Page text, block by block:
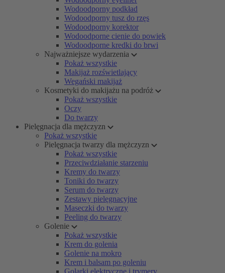
Wodoodporny podkład
Wodoodporny tusz do rzęs
Wodoodporny korektor
Wodoodporne cienie do powiek
Wodoodporne kredki do brwi
Najważniejsze wydarzenia
Pokaż wszystkie
Makijaż rozświetlający
Wegański makijaż
Kosmetyki do makijażu na podróż
Pokaż wszystkie
Oczy
Do twarzy
Pielęgnacja dla mężczyzn
Pokaż wszystkie
Pielęgnacja twarzy dla mężczyzn
Pokaż wszystkie
Przeciwdziałanie starzeniu
Kremy do twarzy
Toniki do twarzy
Serum do twarzy
Zestawy pielęgnacyjne
Maseczki do twarzy
Peeling do twarzy
Golenie
Pokaż wszystkie
Krem do golenia
Golenie na mokro
Krem i balsam po goleniu
Golarki elektryczne i trymery